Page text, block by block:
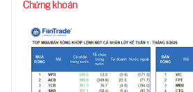
Chứng khoán